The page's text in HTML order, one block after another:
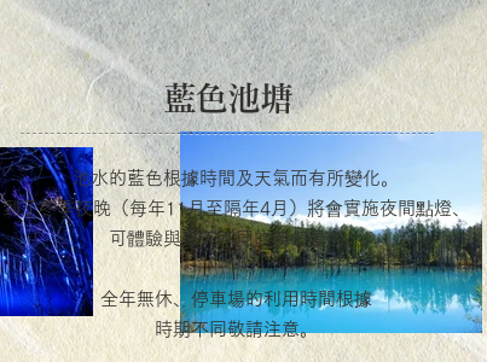
藍色池塘
池水的藍色根據時間及天氣而有所變化。
到了冬季夜晚（每年11月至隔年4月）將會實施夜間點燈、
可體驗與白天不同的夢幻景色 。
全年無休、停車場的利用時間根據
時期不同敬請注意。